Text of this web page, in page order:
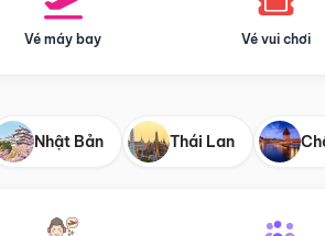
Vé máy bay Vé vui chơi
Nhật Bản Thái Lan